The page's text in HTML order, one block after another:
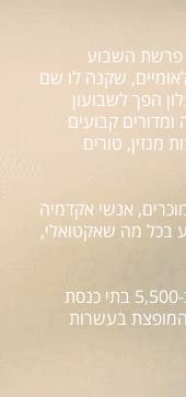
עלון פרשת השבוע
שקנה לו שם
הפך לשבועון
קבועים
מגזין, טורים
אנשי אקדמיה
בכל מה שאקטואלי,
השבועון מופץ בעשרות אלפי עותקים בכ-5,500 בתי כנסת
המופצת בעשרות